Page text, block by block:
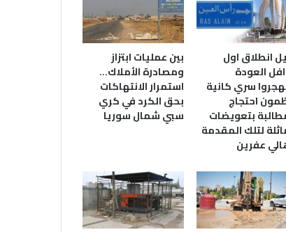
انطلاق اول
العودة
سري كانية
احتجاج
بتعويضات
لتلك المقدمة
عفرين
بين عمليات ابتزاز
ومصادرة الأملاك…
استمرار الانتهاكات
بحق الكرد في كري
سبي شمال سوريا